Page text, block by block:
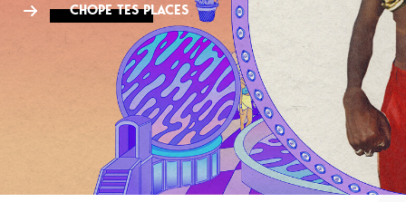
CHOPE TES PLACES